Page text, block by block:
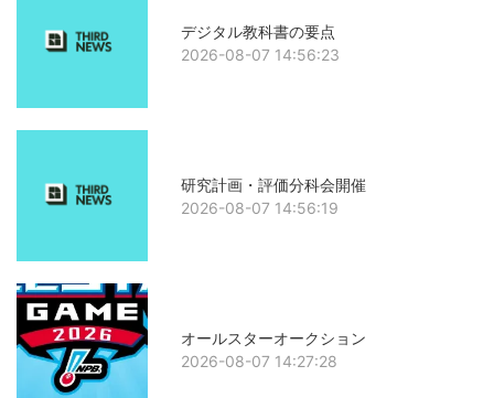
デジタル教科書の要点
2026-08-07 14:56:23
研究計画・評価分科会開催
2026-08-07 14:56:19
オールスターオークション
2026-08-07 14:27:28